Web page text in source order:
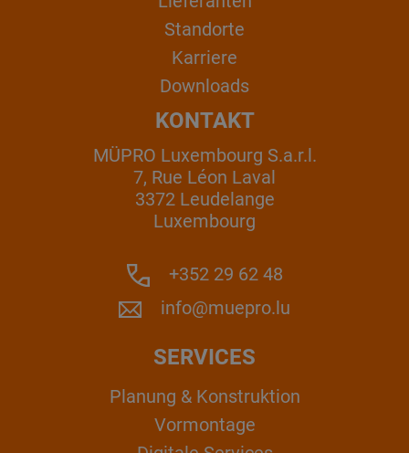
Standorte
Karriere
Downloads
KONTAKT
MÜPRO Luxembourg S.a.r.l.
7, Rue Léon Laval
3372 Leudelange
Luxembourg
+352 29 62 48
info@muepro.lu
SERVICES
Planung & Konstruktion
Vormontage